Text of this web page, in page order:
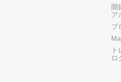
開
ア
ブ
ロ